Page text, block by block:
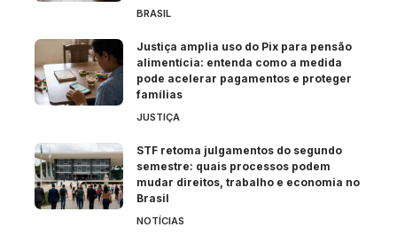
BRASIL
Justiça amplia uso do Pix para pensão
alimentícia: entenda como a medida
pode acelerar pagamentos e proteger
famílias
JUSTIÇA
STF retoma julgamentos do segundo
semestre: quais processos podem
mudar direitos, trabalho e economia no
Brasil
NOTÍCIAS